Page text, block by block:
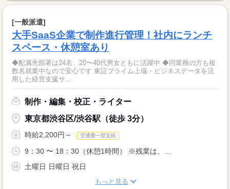
[一般派遣]
大手SaaS企業で制作進行管理！社内にランチ
スペース・休憩室あり
◆配属先部署は24名、20〜40代男女ともに活躍中 ◆同業務の方も複
数名就業中なので安心です 東証プライム上場・ビジネスデータを活
用した経営支援サ...
制作・編集・校正・ライター
東京都渋谷区/渋谷駅（徒歩 3分）
時給2,200円～ 交通費一部支給
9：30 〜 18：30（休憩1時間） ※残業は、...
土曜日 日曜日 祝日
もっと見る